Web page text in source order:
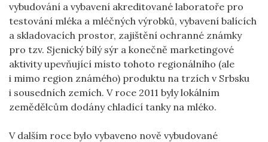
vybudování a vybavení akreditované laboratoře pro
testování mléka a mléčných výrobků, vybavení balících
a skladovacích prostor, zajištění ochranné známky
pro tzv. Sjenický bílý sýr a konečně marketingové
aktivity upevňující místo tohoto regionálního (ale
i mimo region známého) produktu na trzích v Srbsku
i sousedních zemích. V roce 2011 byly lokálním
zemědělcům dodány chladící tanky na mléko.
V dalším roce bylo vybaveno nově vybudované